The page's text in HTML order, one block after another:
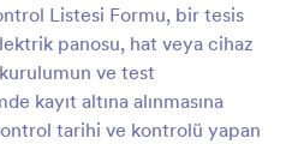
Listesi Formu, bir tesis
panosu, hat veya cihaz
ve test
kayıt altına alınmasına
tarihi ve kontrolü yapan
temizlenecek alan ve
ekleyin ve daha
sağlamak için renkleri
gönderimlerinizi bir
kartta görüntüleyebilir, ya
ücretsiz